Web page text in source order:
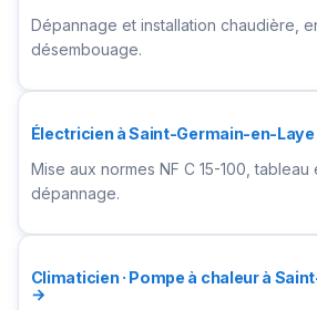
Dépannage et installation chaudière,
désembouage.
Électricien à Saint-Germain-en-
Mise aux normes NF C 15-100,
dépannage.
Climaticien · Pompe à chaleur à
→